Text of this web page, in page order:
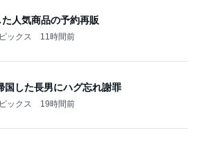
人気商品の予約再販
ックス 11時間前
国した長男にハグ忘れ謝罪
ックス 19時間前